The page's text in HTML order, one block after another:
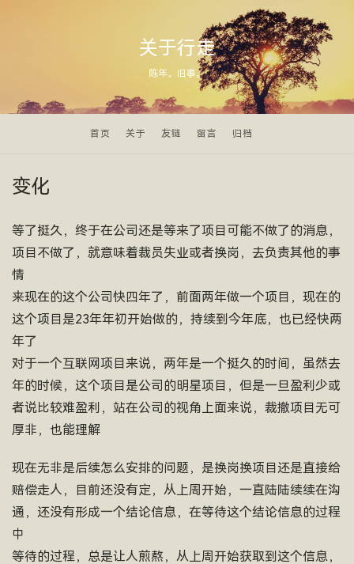
关于行走
陈年。旧事。
首页 关于 友链 留言 归档
变化
等了挺久，终于在公司还是等来了项目可能不做了的消息，
项目不做了，就意味着裁员失业或者换岗，去负责其他的事
情
来现在的这个公司快四年了，前面两年做一个项目，现在的
这个项目是23年年初开始做的，持续到今年底，也已经快两
年了
对于一个互联网项目来说，两年是一个挺久的时间，虽然去
年的时候，这个项目是公司的明星项目，但是一旦盈利少或
者说比较难盈利，站在公司的视角上面来说，裁撤项目无可
厚非，也能理解
现在无非是后续怎么安排的问题，是换岗换项目还是直接给
赔偿走人，目前还没有定，从上周开始，一直陆陆续续在沟
通，还没有形成一个结论信息，在等待这个结论信息的过程
中
等待的过程，总是让人煎熬，从上周开始获取到这个信息，